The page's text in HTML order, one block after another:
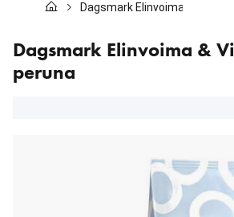
Kissat
Eläinlääkäriruoat
Tuotemerkit
Uutuudet
Dagsmark Elinvoima & Vireys,
Dagsmark Elinvoima &
peruna